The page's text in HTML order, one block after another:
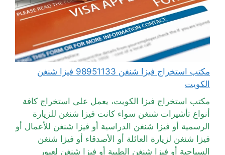
مكتب استخراج فيزا شنغن 98951133 فيزا شنغن
الكويت
مكتب استخراج فيزا الكويت، يعمل على استخراج كافة
أنواع تأشيرات شنغن سواء كانت فيزا شنغن للزيارة
الرسمية أو فيزا شنغن الدراسية أو فيزا شنغن للأعمال أو
فيزا شنغن لزيارة العائلة أو الأصدقاء أو فيزا شنغن
السياحية أو فيزا شنغن الطبية أو فيزا شنغن لعبور